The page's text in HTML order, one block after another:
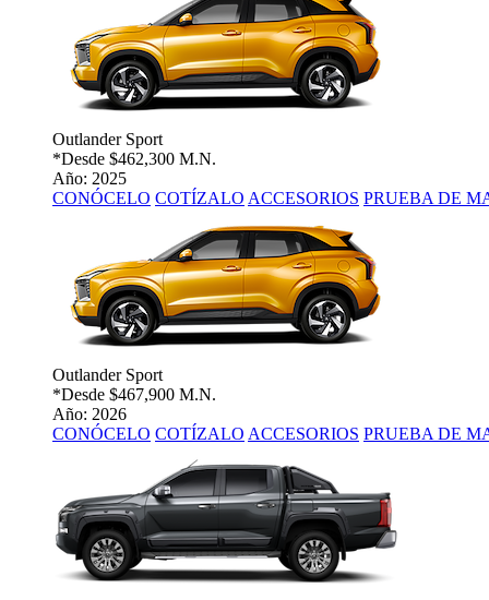
Outlander Sport
*Desde $462,300 M.N.
Año: 2025
CONÓCELO COTÍZALO ACCESORIOS PRUEBA DE
Outlander Sport
*Desde $467,900 M.N.
Año: 2026
CONÓCELO COTÍZALO ACCESORIOS PRUEBA DE